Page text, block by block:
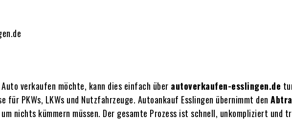
verkaufen möchte, kann dies einfach über autoverkaufen-esslingen.de
für PKWs, LKWs und Nutzfahrzeuge. Autoankauf Esslingen übernimmt den
nichts kümmern müssen. Der gesamte Prozess ist schnell, unkompliziert und